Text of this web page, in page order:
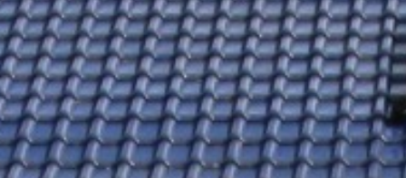
Kontakt und Anfahrt
Mitgliedschaft
Mannschaften